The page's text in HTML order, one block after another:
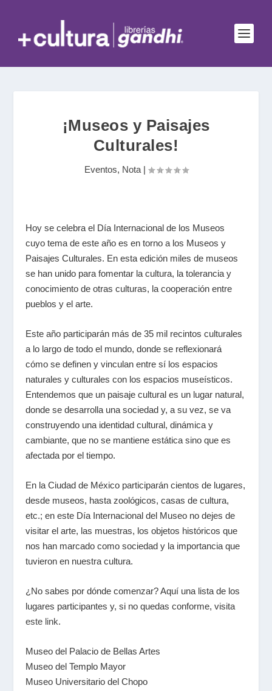
¡Museos y Paisajes
Culturales!
Eventos, Nota|
Hoy se celebra el Día Internacional de los Museos
cuyo tema de este año es en torno a los Museos y
Paisajes Culturales. En esta edición miles de museos
se han unido para fomentar la cultura, la tolerancia y
conocimiento de otras culturas, la cooperación entre
pueblos y el arte.
Este año participarán más de 35 mil recintos culturales
a lo largo de todo el mundo, donde se reflexionará
cómo se definen y vinculan entre sí los espacios
naturales y culturales con los espacios museísticos.
Entendemos que un paisaje cultural es un lugar natural,
donde se desarrolla una sociedad y, a su vez, se va
construyendo una identidad cultural, dinámica y
cambiante, que no se mantiene estática sino que es
afectada por el tiempo.
En la Ciudad de México participarán cientos de lugares,
desde museos, hasta zoológicos, casas de cultura,
etc.; en este Día Internacional del Museo no dejes de
visitar el arte, las muestras, los objetos históricos que
nos han marcado como sociedad y la importancia que
tuvieron en nuestra cultura.
¿No sabes por dónde comenzar? Aquí una lista de los
lugares participantes y, si no quedas conforme, visita
este link.
Museo del Palacio de Bellas Artes
Museo del Templo Mayor
Museo Universitario del Chopo